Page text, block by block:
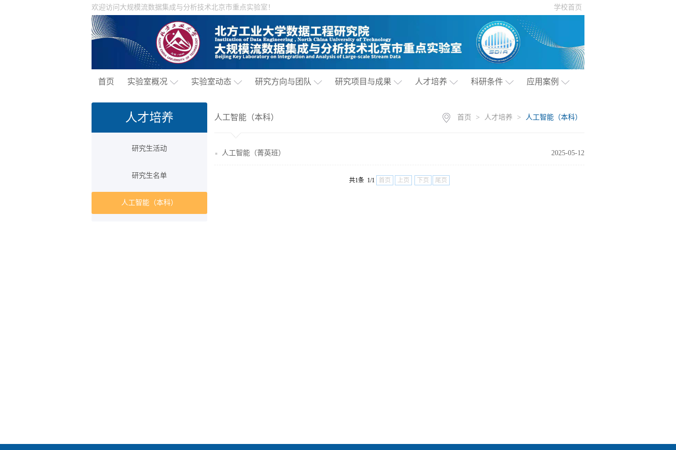
欢迎访问大规模流数据集成与分析技术北京市重点实验室！ 学校首页
首页 实验室概况 实验室动态 研究方向与团队 研究项目与成果 人才培养 科研条件 应用案例
人才培养
研究生活动
研究生名单
人工智能（本科）
人工智能（本科） 首页 > 人才培养 > 人工智能（本科）
人工智能（菁英班） 2025-05-12
共1条 1/1 首页 上页 下页 尾页